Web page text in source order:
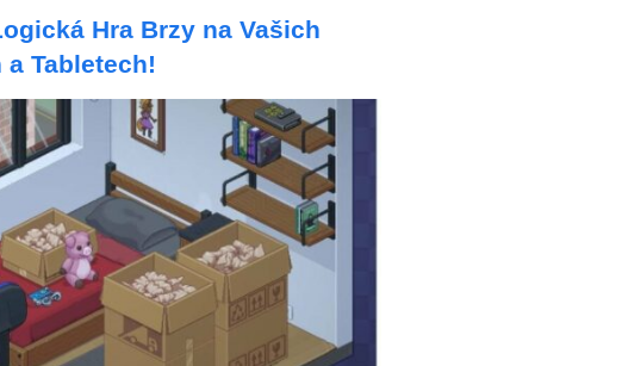
Hra Brzy na Vašich
Tabletech!